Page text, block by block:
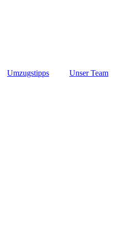
Umzugstipps Unser Team